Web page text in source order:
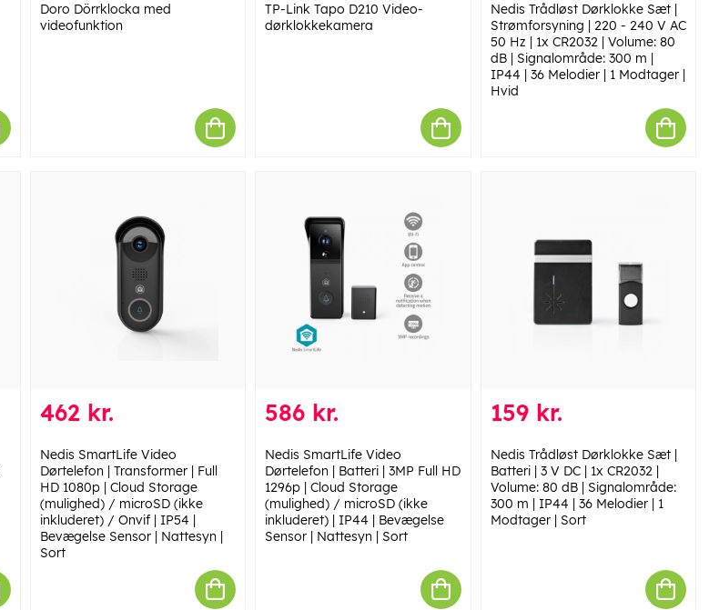
Doro Dörrklocka med
videofunktion
TP-Link Tapo D210 Video-
dørklokkekamera
Nedis Trådløst Dørklokke Sæt |
Strømforsyning | 220 - 240 V AC
50 Hz | 1x CR2032 | Volume: 80
dB | Signalområde: 300 m |
IP44 | 36 Melodier | 1 Modtager |
Hvid
462 kr.
Nedis SmartLife Video
Dørtelefon | Transformer | Full
HD 1080p | Cloud Storage
(mulighed) / microSD (ikke
inkluderet) / Onvif | IP54 |
Bevægelse Sensor | Nattesyn |
Sort
586 kr.
Nedis SmartLife Video
Dørtelefon | Batteri | 3MP Full HD
1296p | Cloud Storage
(mulighed) / microSD (ikke
inkluderet) | IP44 | Bevægelse
Sensor | Nattesyn | Sort
159 kr.
Nedis Trådløst Dørklokke Sæt |
Batteri | 3 V DC | 1x CR2032 |
Volume: 80 dB | Signalområde:
300 m | IP44 | 36 Melodier | 1
Modtager | Sort